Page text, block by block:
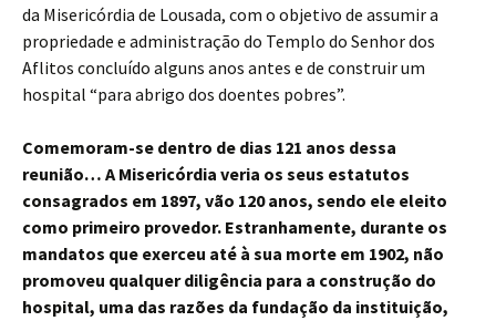
da Misericórdia de Lousada, com o objetivo de assumir a
propriedade e administração do Templo do Senhor dos
Aflitos concluído alguns anos antes e de construir um
hospital “para abrigo dos doentes pobres”.
Comemoram-se dentro de dias 121 anos dessa
reunião… A Misericórdia veria os seus estatutos
consagrados em 1897, vão 120 anos, sendo ele eleito
como primeiro provedor. Estranhamente, durante os
mandatos que exerceu até à sua morte em 1902, não
promoveu qualquer diligência para a construção do
hospital, uma das razões da fundação da instituição,